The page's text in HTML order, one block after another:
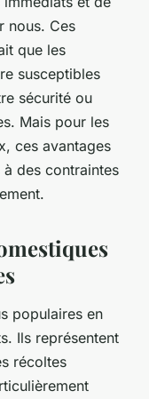
nous. Ces
que les
susceptibles
sécurité ou
Mais pour les
ces avantages
des contraintes
populaires en
Ils représentent
récoltes